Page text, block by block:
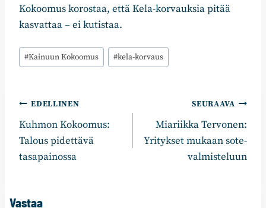
Kokoomus korostaa, että Kela-korvauksia pitää
kasvattaa – ei kutistaa.
Avainsanat:
#Kainuun Kokoomus #kela-korvaus
Artikkelien
selaus
EDELLINEN
Kuhmon Kokoomus:
Talous pidettävä
tasapainossa
SEURAAVA
Miariikka Tervonen:
Yritykset mukaan sote-
valmisteluun
Vastaa